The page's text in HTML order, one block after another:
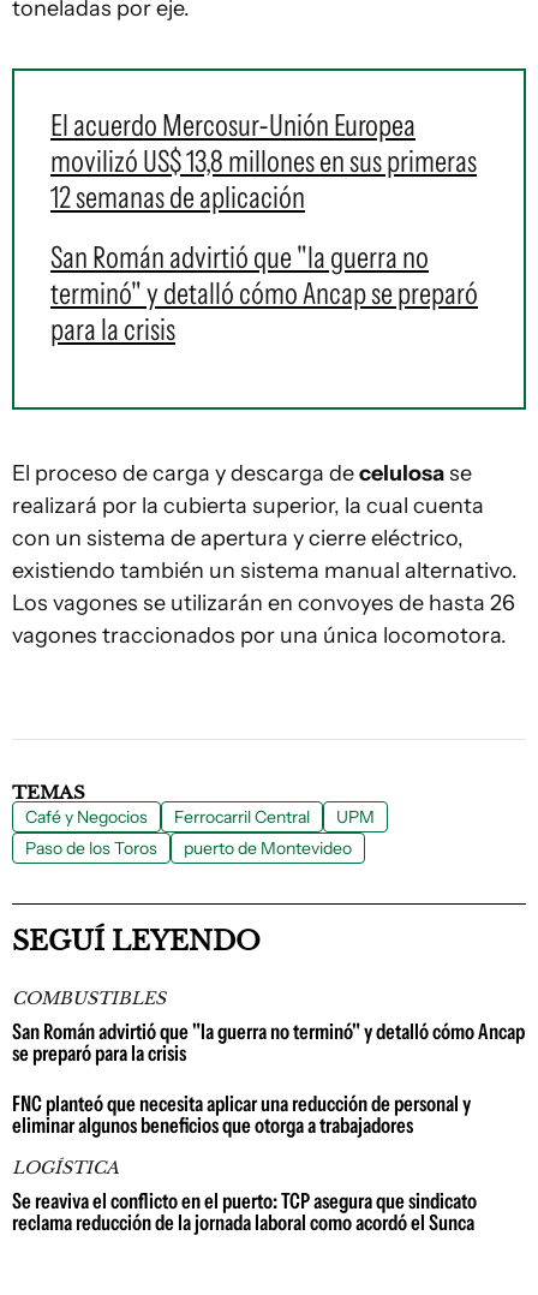
toneladas por eje.
El acuerdo Mercosur-Unión Europea
movilizó US$ 13,8 millones en sus primeras
12 semanas de aplicación
San Román advirtió que "la guerra no
terminó" y detalló cómo Ancap se preparó
para la crisis
El proceso de carga y descarga decelulosase
realizará por la cubierta superior, la cual cuenta
con un sistema de apertura y cierre eléctrico,
existiendo también un sistema manual alternativo.
Los vagones se utilizarán en convoyes de hasta 26
vagones traccionados por una única locomotora.
TEMAS
Café y Negocios Ferrocarril Central
UPM
Paso de los Toros
puerto de Montevideo
SEGUÍ LEYENDO
COMBUSTIBLES
San Román advirtió que "la guerra no terminó" y detalló cómo Ancap
se preparó para la crisis
FNC planteó que necesita aplicar una reducción de personal y
eliminar algunos beneficios que otorga a trabajadores
LOGÍSTICA
Se reaviva el conflicto en el puerto: TCP asegura que sindicato
reclama reducción de la jornada laboral como acordó el Sunca